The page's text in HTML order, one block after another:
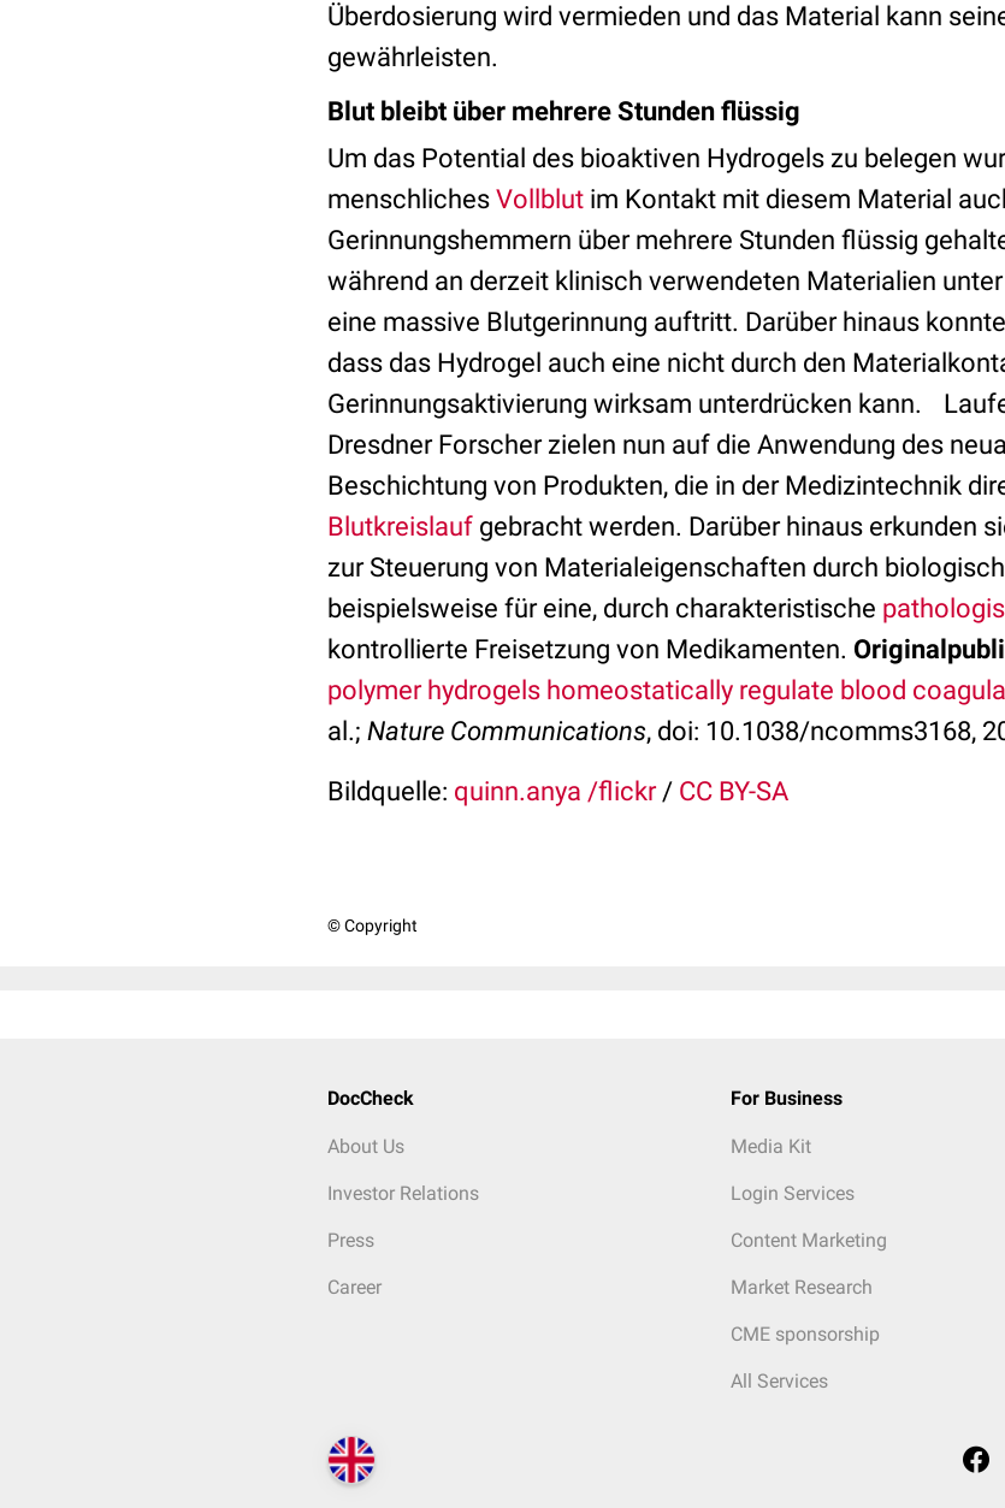
Überdosierung wird vermieden und das Material kann
gewährleisten.
Blut bleibt über mehrere Stunden flüssig
Um das Potential des bioaktiven Hydrogels zu belegen
menschliches Vollblut im Kontakt mit diesem Material
Gerinnungshemmern über mehrere Stunden flüssig
während an derzeit klinisch verwendeten Materialien
eine massive Blutgerinnung auftritt. Darüber hinaus
dass das Hydrogel auch eine nicht durch den
Gerinnungsaktivierung wirksam unterdrücken kann.
Dresdner Forscher zielen nun auf die Anwendung des
Beschichtung von Produkten, die in der Medizintechnik
Blutkreislauf gebracht werden. Darüber hinaus erkunden
zur Steuerung von Materialeigenschaften durch
beispielsweise für eine, durch charakteristische
kontrollierte Freisetzung von Medikamenten.
polymer hydrogels homeostatically regulate blood
al.; Nature Communications, doi: 10.1038/ncomms3168,
Bildquelle: quinn.anya /flickr/ CC BY-SA
© Copyright
DocCheck
About Us
Investor Relations
Press
Career
For Business
Media Kit
Login Services
Content Marketing
Market Research
CME sponsorship
All Services